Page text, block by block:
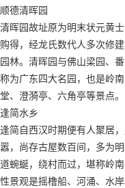
顺德清晖园
清晖园故址原为明末状元黄
购得，经龙氏数代人多次修
园林。清晖园与佛山梁园、
称为广东四大名园，也是岭
堂、澄漪亭、六角亭等景点。
逢简水乡
逢简自西汉时期便有人聚居
嚣，尚存古屋数百间，多为
道蜿蜒，绕村而过，堪称岭
性景观是摇橹船、河涌、水